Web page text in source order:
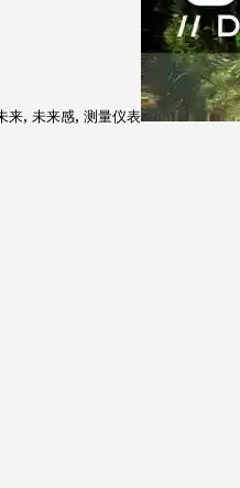
来, 未来感, 测量仪表